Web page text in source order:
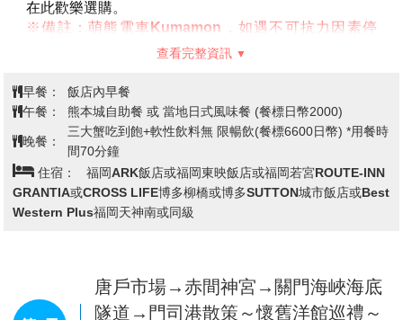
白幻想的冬季，一年之中吸引眾多觀光客前往的，除了
四季變換的色彩，還有騎馬跟散步。草千里不僅僅是阿
蘇代表性的景點之一，它廣闊的風景，更被許多和歌詩
【下通商店街】熊本最熱鬧的商店街，下通是熊本最大
的拱形商店街，長510公尺、寬15公尺。這個兼具開放
與明亮的商店街裡，有許多充滿朝氣的百貨公司、服飾
店與餐廳。還有很多營業到深夜的居酒屋與酒吧。
萌熊電車Kumamon(上熊本站→北熊
本站)→櫻之馬場城彩苑～眺望熊本城
→柳川遊船→日本學問之神～太宰府
天滿宮→飯店